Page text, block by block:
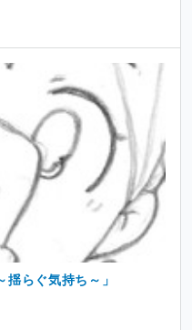
らぐ気持ち～」